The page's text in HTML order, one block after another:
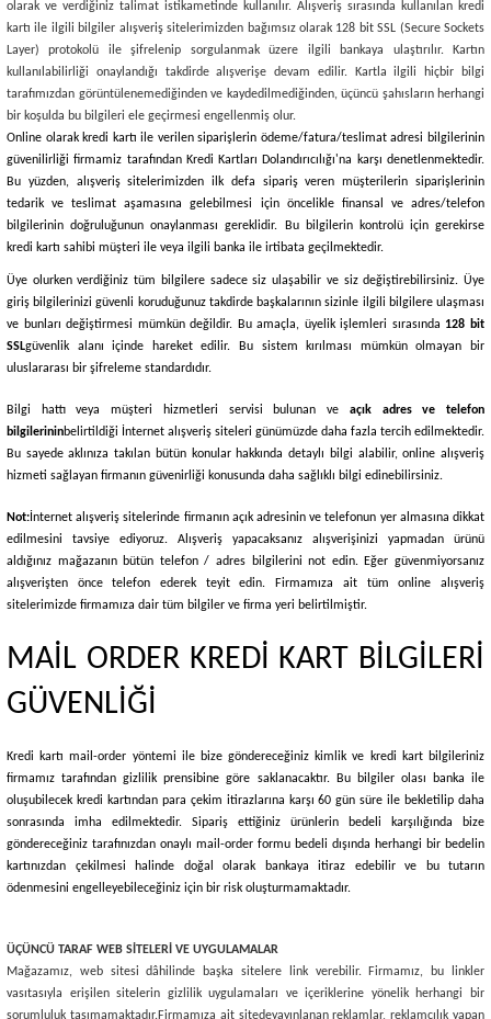
olarak ve verdiğiniz talimat istikametinde kullanılır. Alışveriş sırasında kullanılan kredi
kartı ile ilgili bilgiler alışveriş sitelerimizden bağımsız olarak 128 bit SSL (Secure Sockets
Layer) protokolü ile şifrelenip sorgulanmak üzere ilgili bankaya ulaştırılır. Kartın
kullanılabilirliği onaylandığı takdirde alışverişe devam edilir. Kartla ilgili hiçbir bilgi
tarafımızdan görüntülenemediğinden ve kaydedilmediğinden, üçüncü şahısların herhangi
bir koşulda bu bilgileri ele geçirmesi engellenmiş olur.
Online olarak kredi kartı ile verilen siparişlerin ödeme/fatura/teslimat adresi bilgilerinin
güvenilirliği firmamiz tarafından Kredi Kartları Dolandırıcılığı'na karşı denetlenmektedir.
Bu yüzden, alışveriş sitelerimizden ilk defa sipariş veren müşterilerin siparişlerinin
tedarik ve teslimat aşamasına gelebilmesi için öncelikle finansal ve adres/telefon
bilgilerinin doğruluğunun onaylanması gereklidir. Bu bilgilerin kontrolü için gerekirse
kredi kartı sahibi müşteri ile veya ilgili banka ile irtibata geçilmektedir.
Üye olurken verdiğiniz tüm bilgilere sadece siz ulaşabilir ve siz değiştirebilirsiniz. Üye
giriş bilgilerinizi güvenli koruduğunuz takdirde başkalarının sizinle ilgili bilgilere ulaşması
ve bunları değiştirmesi mümkün değildir. Bu amaçla, üyelik işlemleri sırasında 128 bit
SSLgüvenlik alanı içinde hareket edilir. Bu sistem kırılması mümkün olmayan bir
uluslararası bir şifreleme standardıdır.
Bilgi hattı veya müşteri hizmetleri servisi bulunan ve açık adres ve telefon
bilgilerininbelirtildiği İnternet alışveriş siteleri günümüzde daha fazla tercih edilmektedir.
Bu sayede aklınıza takılan bütün konular hakkında detaylı bilgi alabilir, online alışveriş
hizmeti sağlayan firmanın güvenirliği konusunda daha sağlıklı bilgi edinebilirsiniz.
Not: İnternet alışveriş sitelerinde firmanın açık adresinin ve telefonun yer almasına dikkat
edilmesini tavsiye ediyoruz. Alışveriş yapacaksanız alışverişinizi yapmadan ürünü
aldığınız mağazanın bütün telefon / adres bilgilerini not edin. Eğer güvenmiyorsanız
alışverişten önce telefon ederek teyit edin. Firmamıza ait tüm online alışveriş
sitelerimizde firmamıza dair tüm bilgiler ve firma yeri belirtilmiştir.
MAİL ORDER KREDİ KART BİLGİLERİ
GÜVENLİĞİ
Kredi kartı mail-order yöntemi ile bize göndereceğiniz kimlik ve kredi kart bilgileriniz
firmamız tarafından gizlilik prensibine göre saklanacaktır. Bu bilgiler olası banka ile
oluşubilecek kredi kartından para çekim itirazlarına karşı 60 gün süre ile bekletilip daha
sonrasında imha edilmektedir. Sipariş ettiğiniz ürünlerin bedeli karşılığında bize
göndereceğiniz tarafınızdan onaylı mail-order formu bedeli dışında herhangi bir bedelin
kartınızdan çekilmesi halinde doğal olarak bankaya itiraz edebilir ve bu tutarın
ödenmesini engelleyebileceğiniz için bir risk oluşturmamaktadır.
ÜÇÜNCÜ TARAF WEB SİTELERİ VE UYGULAMALAR
Mağazamız, web sitesi dâhilinde başka sitelere link verebilir. Firmamız, bu linkler
vasıtasıyla erişilen sitelerin gizlilik uygulamaları ve içeriklerine yönelik herhangi bir
sorumluluk taşımamaktadır.Firmamıza ait sitedeyayınlanan reklamlar, reklamcılık yapan